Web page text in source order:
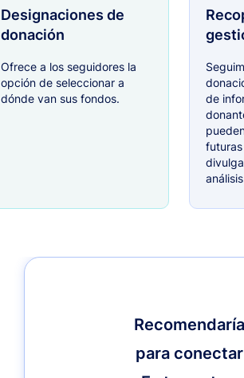
Designaciones de
donación
Ofrece a los seguidores la
opción de seleccionar a
dónde van sus fondos.
de
para